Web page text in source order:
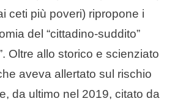
ceti più poveri) ripropone i
del “cittadino-suddito”
Oltre allo storico e scienziato
aveva allertato sul rischio
da ultimo nel 2019, citato da